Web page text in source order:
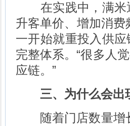
在实践中，满米
升客单价、增加消
一开始就重投入供
完整体系。“很多人
应链。”
三、为什么会出
随着门店数量增长